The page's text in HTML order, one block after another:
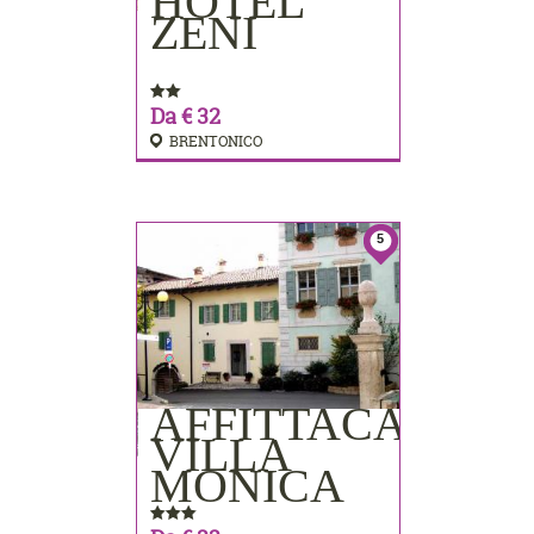
ZENI
Da € 32
BRENTONICO
5
VILLA
MONICA
PRENOTA